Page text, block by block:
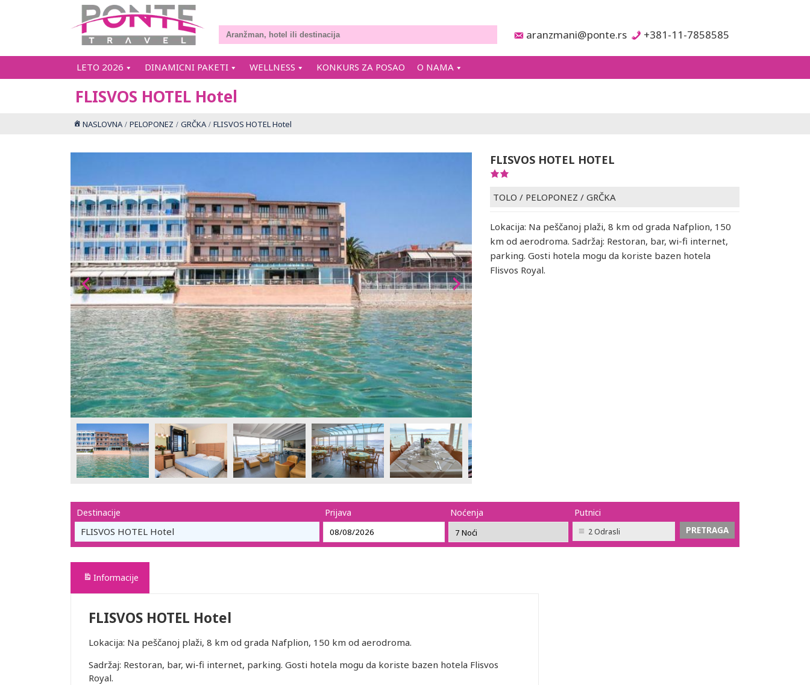
aranzmani@ponte.rs +381-11-7858585
LETO 2026 DINAMICNI PAKETI WELLNESS KONKURS ZA POSAO O NAMA
FLISVOS HOTEL Hotel
NASLOVNA PELOPONEZ GRČKA FLISVOS HOTEL Hotel
FLISVOS HOTEL HOTEL
TOLO / PELOPONEZ / GRČKA
Lokacija: Na peščanoj plaži, 8 km od grada Nafplion, 150
km od aerodroma. Sadržaj: Restoran, bar, wi-fi internet,
parking. Gosti hotela mogu da koriste bazen hotela
Flisvos Royal.
Destinacije
FLISVOS HOTEL Hotel
Prijava Noćenja Putnici
2 Odrasli
Informacije
FLISVOS HOTEL Hotel
Lokacija: Na peščanoj plaži, 8 km od grada Nafplion, 150 km od aerodroma.
Sadržaj: Restoran, bar, wi-fi internet, parking. Gosti hotela mogu da koriste bazen hotela Flisvos
Royal.